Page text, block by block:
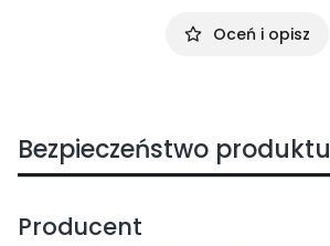
Oceń i opisz
Bezpieczeństwo produktu
Producent